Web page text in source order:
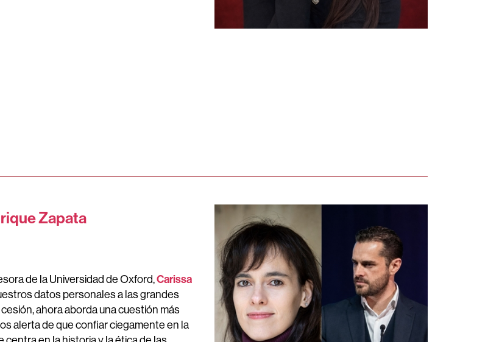
Zapata
de la Universidad de Oxford,Carissa
datos personales a las grandes
ahora aborda una cuestión más
alerta de que confiar ciegamente en la